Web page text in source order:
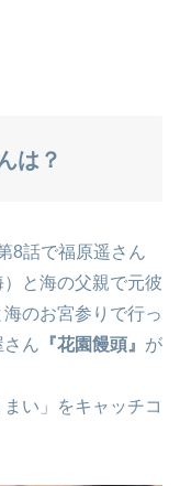
は？
8話で福原遥さん
と海の父親で元彼
のお宮参りで行っ
さん 『花園饅頭』 が
い」をキャッチコ